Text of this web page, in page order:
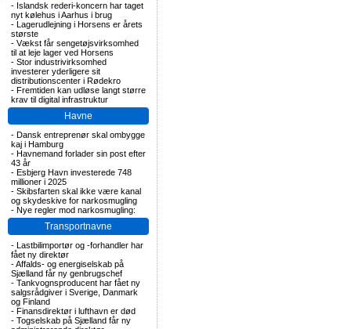
- Islandsk rederi-koncern har taget
nyt kølehus i Aarhus i brug
- Lagerudlejning i Horsens er årets
største
- Vækst får sengetøjsvirksomhed
til at leje lager ved Horsens
- Stor industrivirksomhed
investerer yderligere sit
distributionscenter i Rødekro
- Fremtiden kan udløse langt større
krav til digital infrastruktur
Havne
- Dansk entreprenør skal ombygge
kaj i Hamburg
- Havnemand forlader sin post efter
43 år
- Esbjerg Havn investerede 748
millioner i 2025
- Skibsfarten skal ikke være kanal
og skydeskive for narkosmugling
- Nye regler mod narkosmugling:
Transportnavne
- Lastbilimportør og -forhandler har
fået ny direktør
-Affalds- og energiselskab på
Sjælland får ny genbrugschef
- Tankvognsproducent har fået ny
salgsrådgiver i Sverige, Danmark
og Finland
- Finansdirektør i lufthavn er død
- Togselskab på Sjælland får ny